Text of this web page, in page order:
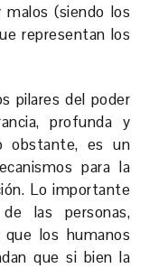
(siendo los
representan los
pilares del poder
profunda y
obstante, es un
para la
Lo importante
las personas,
los humanos
que si bien la